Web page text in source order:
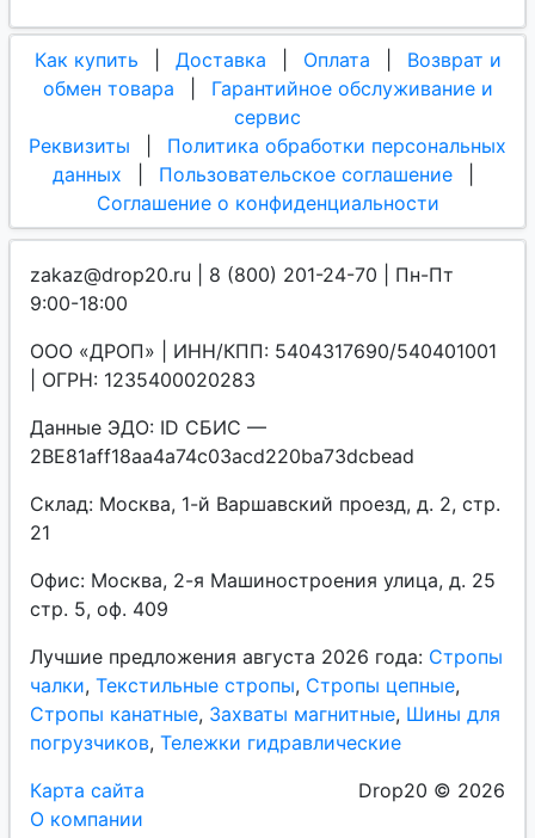
Как купить Доставка Оплата
Возврат и
обмен товара
Гарантийное обслуживание и
сервис
Реквизиты
Политика обработки персональных
данных
Пользовательское соглашение
Соглашение о конфиденциальности
zakaz@drop20.ru | 8 (800) 201-24-70 | Пн-Пт
9:00-18:00
ООО «ДРОП» | ИНН/КПП: 5404317690/540401001
| ОГРН: 1235400020283
Данные ЭДО: ID СБИС —
2BE81aff18aa4a74c03acd220ba73dcbead
Склад: Москва, 1-й Варшавский проезд, д. 2, стр.
21
Офис: Москва, 2-я Машиностроения улица, д. 25
стр. 5, оф. 409
Лучшие предложения августа 2026 года: Стропы
чалки, Текстильные стропы, Стропы цепные,
Стропы канатные, Захваты магнитные, Шины для
погрузчиков, Тележки гидравлические
Карта сайта
О компании
Drop20 © 2026